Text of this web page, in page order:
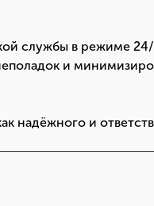
службы в режиме
и
надёжного и